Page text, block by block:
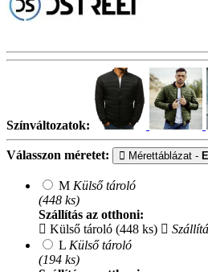
Színváltozatok:
Válasszon méretet: Mérettáblázat -
M Külső tároló
(448 ks)
Szállítás az otthoni:
Külső tároló (448 ks)
L Külső tároló
(194 ks)